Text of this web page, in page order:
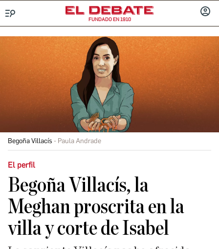
FUNDADO EN 1910
Begoña Villacís Paula Andrade
El perfil
Begoña Villacís, la
Meghan proscrita en la
villa y corte de Isabel